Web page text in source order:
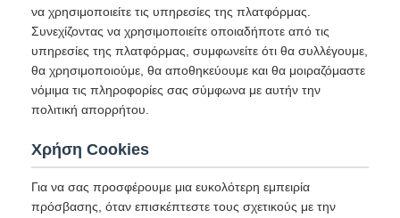
να χρησιμοποιείτε τις υπηρεσίες της πλατφόρμας.
Συνεχίζοντας να χρησιμοποιείτε οποιαδήποτε από τις
υπηρεσίες της πλατφόρμας, συμφωνείτε ότι θα συλλέγουμε,
θα χρησιμοποιούμε, θα αποθηκεύουμε και θα μοιραζόμαστε
νόμιμα τις πληροφορίες σας σύμφωνα με αυτήν την
πολιτική απορρήτου.
Χρήση Cookies
Για να σας προσφέρουμε μια ευκολότερη εμπειρία
πρόσβασης, όταν επισκέπτεστε τους σχετικούς με την